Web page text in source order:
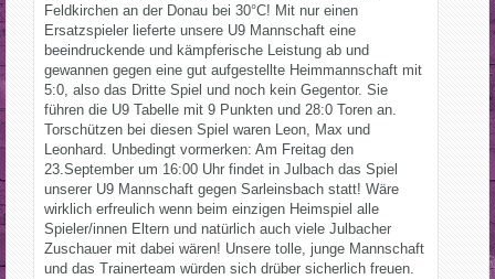
Feldkirchen an der Donau bei 30°C! Mit nur einen
Ersatzspieler lieferte unsere U9 Mannschaft eine
beeindruckende und kämpferische Leistung ab und
gewannen gegen eine gut aufgestellte Heimmannschaft mit
5:0, also das Dritte Spiel und noch kein Gegentor. Sie
führen die U9 Tabelle mit 9 Punkten und 28:0 Toren an.
Torschützen bei diesen Spiel waren Leon, Max und
Leonhard. Unbedingt vormerken: Am Freitag den
23.September um 16:00 Uhr findet in Julbach das Spiel
unserer U9 Mannschaft gegen Sarleinsbach statt! Wäre
wirklich erfreulich wenn beim einzigen Heimspiel alle
Spieler/innen Eltern und natürlich auch viele Julbacher
Zuschauer mit dabei wären! Unsere tolle, junge Mannschaft
und das Trainerteam würden sich drüber sicherlich freuen.